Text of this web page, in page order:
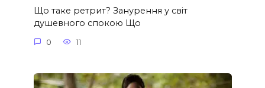
Що таке ретрит? Занурення у світ
душевного спокою Що
0 11